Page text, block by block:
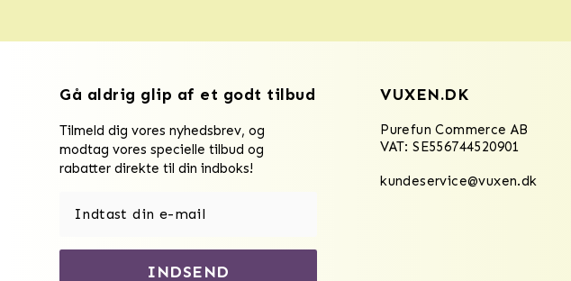
Gå aldrig glip af et godt tilbud
Tilmeld dig vores nyhedsbrev, og
modtag vores specielle tilbud og
rabatter direkte til din indboks!
INDSEND
VUXEN.DK
Purefun Commerce AB
VAT: SE556744520901
kundeservice@vuxen.dk